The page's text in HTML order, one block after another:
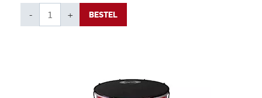
- + BESTEL